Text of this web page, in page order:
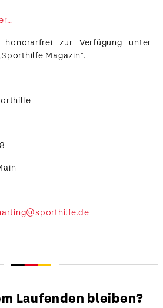
zur Verfügung unter
Magazin“.
Laufenden bleiben?